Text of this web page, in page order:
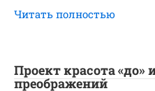
Читать полностью
Проект красота «до»
преображений